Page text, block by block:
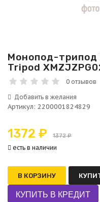
Монопод-
Tripod
0 отзывов
Артикул: 2200001824829
1372 ₽ 1372 ₽
есть в наличии
В КОРЗИНУ